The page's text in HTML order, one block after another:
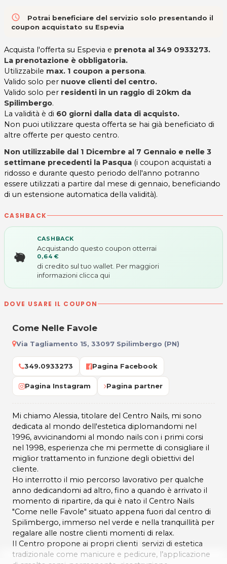
access_time
Potrai beneficiare del servizio solo presentando il
coupon acquistato su Espevia
Acquista l'offerta su Espevia e prenota al 349 0933273.
La prenotazione è obbligatoria.
Utilizzabile max. 1 coupon a persona.
Valido solo per nuove clienti del centro.
Valido solo per residenti in un raggio di 20km da
Spilimbergo.
La validità è di 60 giorni dalla data di acquisto.
Non puoi utilizzare questa offerta se hai già beneficiato di
altre offerte per questo centro.
Non utilizzabile dal 1 Dicembre al 7 Gennaio e nelle 3
settimane precedenti la Pasqua (i coupon acquistati a
ridosso e durante questo periodo dell'anno potranno
essere utilizzati a partire dal mese di gennaio, beneficiando
di un estensione automatica della validità).
CASHBACK
CASHBACK
Acquistando questo coupon otterrai
0,64 €
di credito sul tuo wallet. Per maggiori
informazioni clicca qui
DOVE USARE IL COUPON
Come Nelle Favole
Via Tagliamento 15, 33097 Spilimbergo (PN)
349.0933273 Pagina Facebook
Pagina Instagram Pagina partner
Mi chiamo Alessia, titolare del Centro Nails, mi sono
dedicata al mondo dell'estetica diplomandomi nel
1996, avvicinandomi al mondo nails con i primi corsi
nel 1998, esperienza che mi permette di consigliare il
miglior trattamento in funzione degli obiettivi del
cliente.
Ho interrotto il mio percorso lavorativo per qualche
anno dedicandomi ad altro, fino a quando è arrivato il
momento di ripartire, da qui è nato il Centro Nails
"Come nelle Favole" situato appena fuori dal centro di
Spilimbergo, immerso nel verde e nella tranquillità per
regalare alle nostre clienti momenti di relax.
Il Centro propone ai propri clienti servizi di estetica
tradizionale come manicure e pedicure, l’applicazione